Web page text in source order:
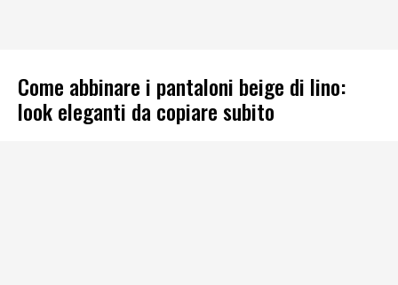
Come abbinare i pantaloni beige di lino:
look eleganti da copiare subito